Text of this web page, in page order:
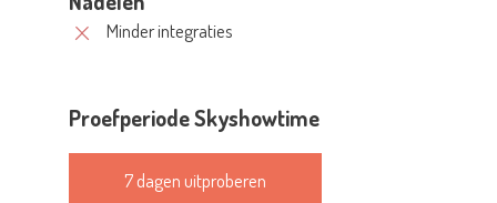
Minder integraties
Proefperiode Skyshowtime
7 dagen uitproberen